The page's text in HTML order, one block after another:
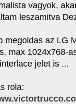
vagyok,
leszamitva
megoldas az LG
max 1024x768-
jelet is ...
rola: